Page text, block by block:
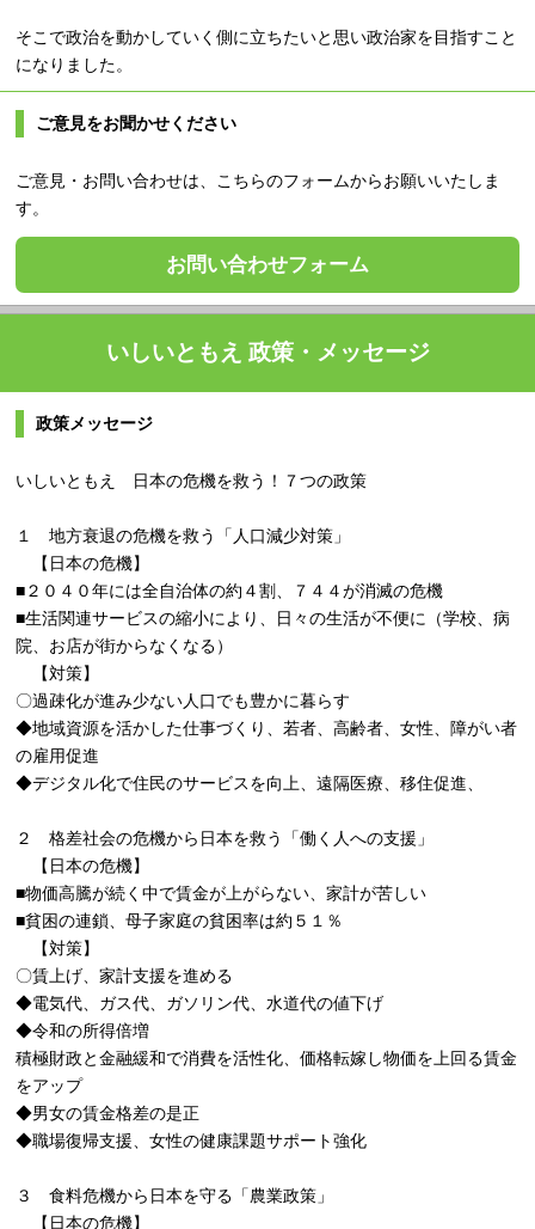
そこで政治を動かしていく側に立ちたいと思い政治家を目指すこと
になりました。
ご意見をお聞かせください
ご意見・お問い合わせは、こちらのフォームからお願いいたしま
す。
お問い合わせフォーム
いしいともえ 政策・メッセージ
政策メッセージ
いしいともえ 日本の危機を救う！７つの政策
１ 地方衰退の危機を救う「人口減少対策」
【日本の危機】
■２０４０年には全自治体の約４割、７４４が消滅の危機
■生活関連サービスの縮小により、日々の生活が不便に（学校、病
院、お店が街からなくなる）
【対策】
〇過疎化が進み少ない人口でも豊かに暮らす
◆地域資源を活かした仕事づくり、若者、高齢者、女性、障がい者
の雇用促進
◆デジタル化で住民のサービスを向上、遠隔医療、移住促進、
２ 格差社会の危機から日本を救う「働く人への支援」
【日本の危機】
■物価高騰が続く中で賃金が上がらない、家計が苦しい
■貧困の連鎖、母子家庭の貧困率は約５１％
【対策】
〇賃上げ、家計支援を進める
◆電気代、ガス代、ガソリン代、水道代の値下げ
◆令和の所得倍増
積極財政と金融緩和で消費を活性化、価格転嫁し物価を上回る賃金
をアップ
◆男女の賃金格差の是正
◆職場復帰支援、女性の健康課題サポート強化
３ 食料危機から日本を守る「農業政策」
【日本の危機】